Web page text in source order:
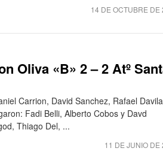
14 DE OCTUBRE DE
Oliva «B» 2 – 2 Atº
Carrion, David Sanchez, Rafael
Fadi Belli, Alberto Cobos y Davd
Thiago Del, ...
11 DE JUNIO DE